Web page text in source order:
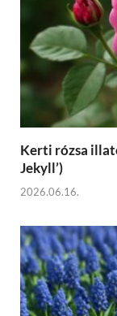
Kerti rózsa
Jekyll’)
2026.06.16.